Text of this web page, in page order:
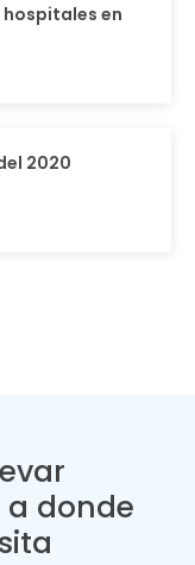
hospitales en
2020
donde